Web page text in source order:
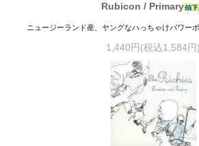
Rubicon / Primary
ニュージーランド産、ヤングなハっちゃけパワー
1,440円(税込1,584円)